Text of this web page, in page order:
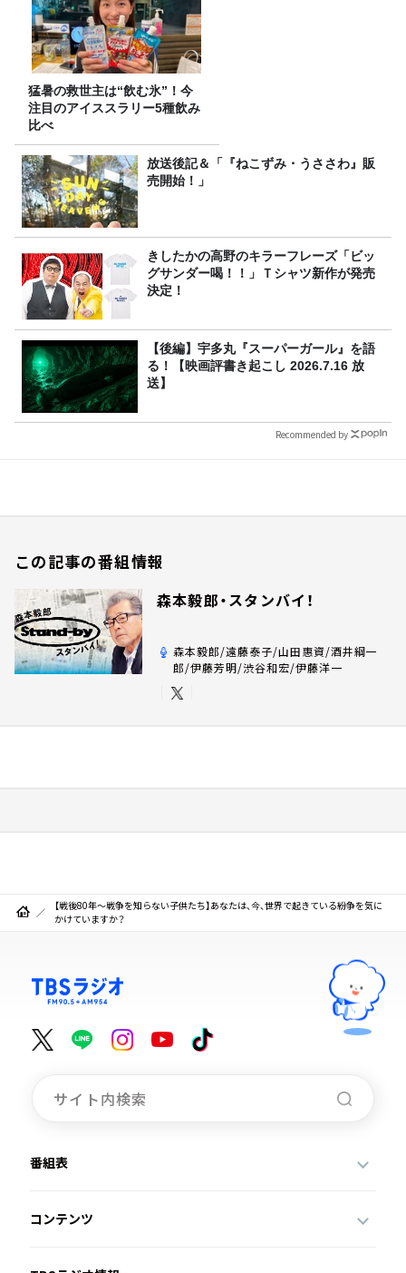
猛暑の救世主は“飲む氷”！今
注目のアイススラリー5種飲み
比べ
放送後記＆「『ねこずみ・うささわ』販
売開始！」
きしたかの高野のキラーフレーズ「ビッ
グサンダー喝！！」Ｔシャツ新作が発売
決定！
【後編】宇多丸『スーパーガール』を語
る！【映画評書き起こし 2026.7.16 放
送】
Recommended by
この記事の番組情報
森本毅郎・スタンバイ！
森本毅郎/遠藤泰子/山田惠資/酒井綱一
郎/伊藤芳明/渋谷和宏/伊藤洋一
【戦後80年～戦争を知らない子供たち】あなたは、今、世界で起きている紛争を気に
かけていますか？
番組表
コンテンツ